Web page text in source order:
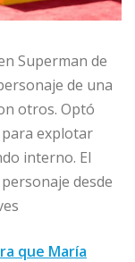
Superman de
de una
otros. Optó
explotar
interno. El
desde
que María